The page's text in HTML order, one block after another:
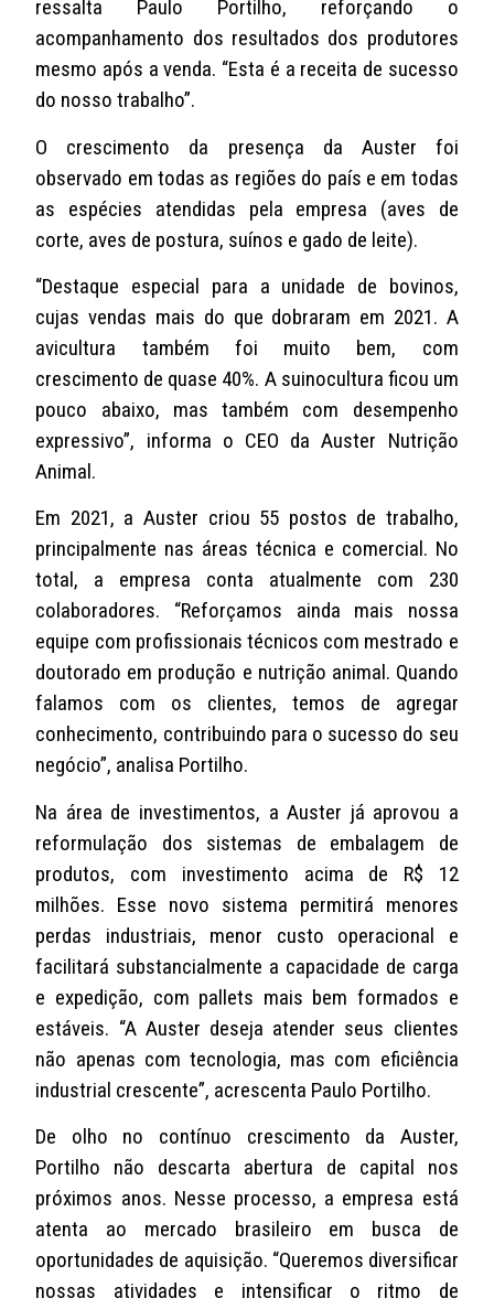
ressalta Paulo Portilho, reforçando o
acompanhamento dos resultados dos produtores
mesmo após a venda. “Esta é a receita de sucesso
do nosso trabalho”.
O crescimento da presença da Auster foi
observado em todas as regiões do país e em todas
as espécies atendidas pela empresa (aves de
corte, aves de postura, suínos e gado de leite).
“Destaque especial para a unidade de bovinos,
cujas vendas mais do que dobraram em 2021. A
avicultura também foi muito bem, com
crescimento de quase 40%. A suinocultura ficou um
pouco abaixo, mas também com desempenho
expressivo”, informa o CEO da Auster Nutrição
Animal.
Em 2021, a Auster criou 55 postos de trabalho,
principalmente nas áreas técnica e comercial. No
total, a empresa conta atualmente com 230
colaboradores. “Reforçamos ainda mais nossa
equipe com profissionais técnicos com mestrado e
doutorado em produção e nutrição animal. Quando
falamos com os clientes, temos de agregar
conhecimento, contribuindo para o sucesso do seu
negócio”, analisa Portilho.
Na área de investimentos, a Auster já aprovou a
reformulação dos sistemas de embalagem de
produtos, com investimento acima de R$ 12
milhões. Esse novo sistema permitirá menores
perdas industriais, menor custo operacional e
facilitará substancialmente a capacidade de carga
e expedição, com pallets mais bem formados e
estáveis. “A Auster deseja atender seus clientes
não apenas com tecnologia, mas com eficiência
industrial crescente”, acrescenta Paulo Portilho.
De olho no contínuo crescimento da Auster,
Portilho não descarta abertura de capital nos
próximos anos. Nesse processo, a empresa está
atenta ao mercado brasileiro em busca de
oportunidades de aquisição. “Queremos diversificar
nossas atividades e intensificar o ritmo de